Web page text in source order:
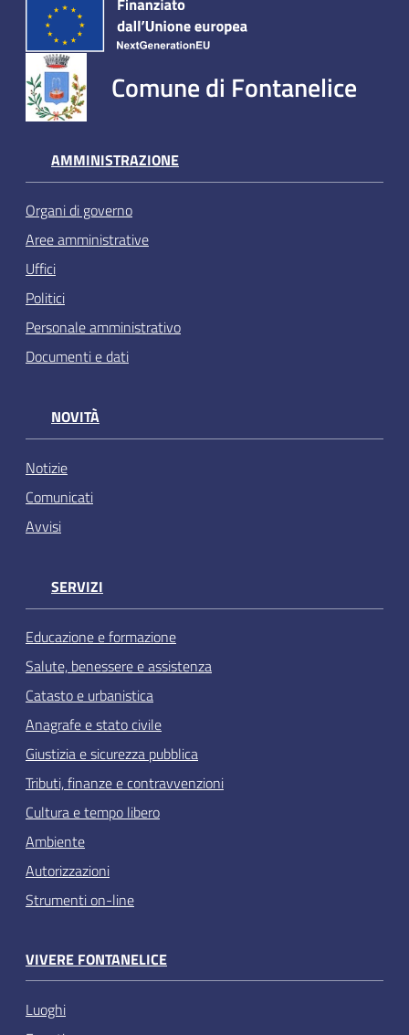
Comune di Fontanelice
AMMINISTRAZIONE
Organi di governo
Aree amministrative
Uffici
Politici
Personale amministrativo
Documenti e dati
NOVITÀ
Notizie
Comunicati
Avvisi
SERVIZI
Educazione e formazione
Salute, benessere e assistenza
Catasto e urbanistica
Anagrafe e stato civile
Giustizia e sicurezza pubblica
Tributi, finanze e contravvenzioni
Cultura e tempo libero
Ambiente
Autorizzazioni
Strumenti on-line
VIVERE FONTANELICE
Luoghi